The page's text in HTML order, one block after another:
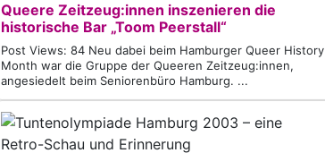
Queere Zeitzeug:innen inszenieren die
historische Bar „Toom Peerstall“
Post Views: 84 Neu dabei beim Hamburger Queer History
Month war die Gruppe der Queeren Zeitzeug:innen,
angesiedelt beim Seniorenbüro Hamburg. ...